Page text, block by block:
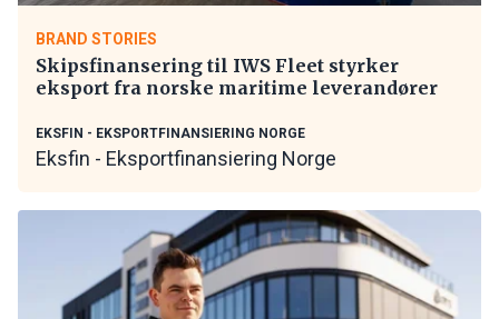
BRAND STORIES
Skipsfinansering til IWS Fleet styrker
eksport fra norske maritime leverandører
EKSFIN - EKSPORTFINANSIERING NORGE
Eksfin - Eksportfinansiering Norge